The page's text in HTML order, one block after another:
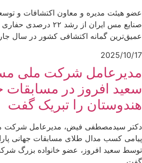
عضو هیئت مدیره و معاون اکتشافات و
صنایع مس ایران از رشد
عمیق‌ترین گمانه اکتشافی کشور در سال
2025/10/17
مدیرعامل شرکت ملی
سعید افروز در مسابقات
هندوستان را تبریک گفت
دکتر سیدمصطفی فیض، مدیرعامل شرکت
پیامی کسب مدال طلای مسابقات جهانی
توسط سعید افروز، عضو خانواده بزرگ